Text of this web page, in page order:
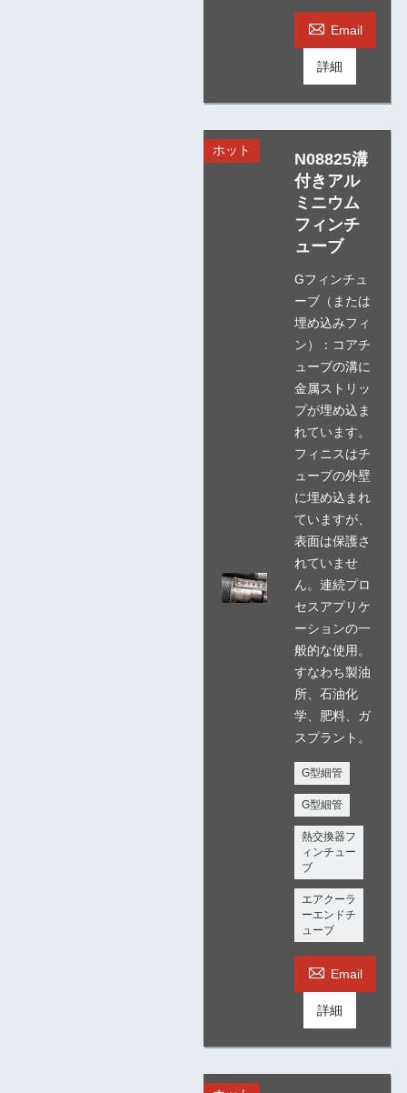
 Email
詳細
ホット
N08825溝
付きアル
ミニウム
フィンチ
ューブ
Gフィンチュ
ーブ（または
埋め込みフィ
ン）：コアチ
ューブの溝に
金属ストリッ
プが埋め込ま
れています。
フィニスはチ
ューブの外壁
に埋め込まれ
ていますが、
表面は保護さ
れていませ
ん。連続プロ
セスアプリケ
ーションの一
般的な使用。
すなわち製油
所、石油化
学、肥料、ガ
スプラント。
G型細管
G型細管
熱交換器フ
ィンチュー
ブ
エアクーラ
ーエンドチ
ューブ
 Email
詳細